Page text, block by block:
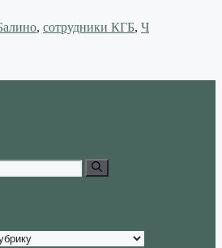
, сотрудники КГБ, Ч